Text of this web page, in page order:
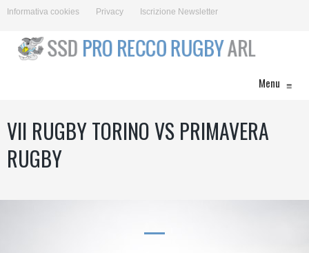
Informativa cookies Privacy Iscrizione Newsletter
Menu ≡
VII RUGBY TORINO VS PRIMAVERA
RUGBY